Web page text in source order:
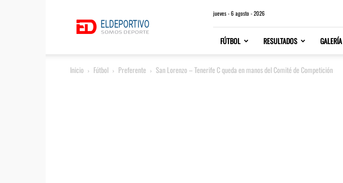
jueves - 6 agosto - 2026
FÚTBOL RESULTADOS GALERÍA
Inicio Fútbol Preferente San Lorenzo – Tenerife C queda en manos del Comité de Competición